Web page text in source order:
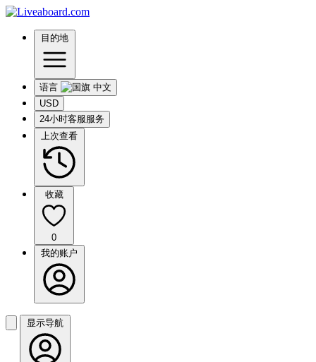
目的地
语言
USD
24小时客服服务
上次查看
收藏
0
我的账户
显示导航